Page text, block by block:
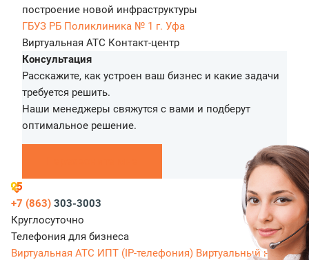
построение новой инфраструктуры
ГБУЗ РБ Поликлиника № 1 г. Уфа
Виртуальная АТС Контакт-центр
Консультация
Расскажите, как устроен ваш бизнес и какие задачи
требуется решить.
Наши менеджеры свяжутся с вами и подберут
оптимальное решение.
+7 (863) 303-3003
Круглосуточно
Телефония для бизнеса
Виртуальная АТС ИПТ (IP-телефония) Виртуальный номер